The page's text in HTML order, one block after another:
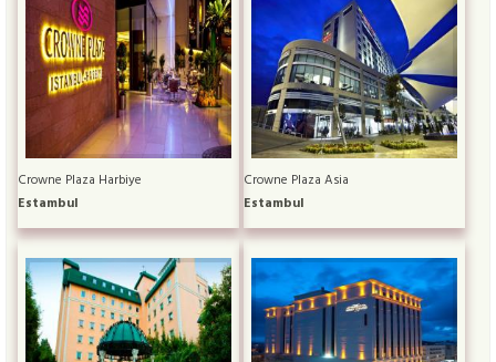
Crowne Plaza Harbiye
Estambul
Crowne Plaza Asia
Estambul